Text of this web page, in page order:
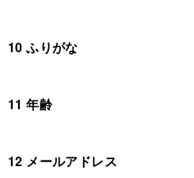
10 ふりがな
11 年齢
12 メールアドレス